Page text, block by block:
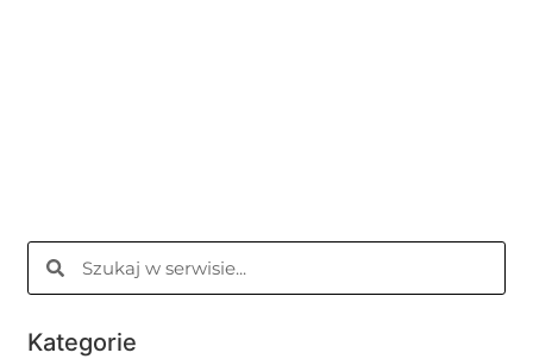
Kategorie